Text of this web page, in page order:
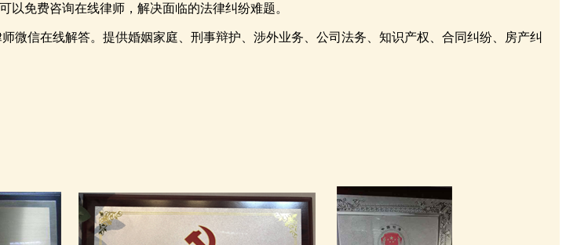
以免费咨询在线律师，解决面临的法律纠纷难题。
信在线解答。提供婚姻家庭、刑事辩护、涉外业务、公司法务、知识产权、合同纠纷、房产纠